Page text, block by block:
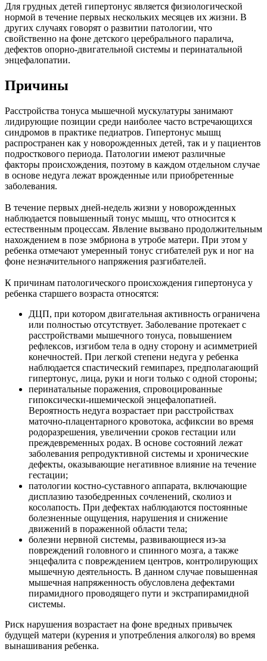
Для грудных детей гипертонус является физиологической
нормой в течение первых нескольких месяцев их жизни. В
других случаях говорят о развитии патологии, что
свойственно на фоне детского церебрального паралича,
дефектов опорно-двигательной системы и перинатальной
энцефалопатии.
Причины
Расстройства тонуса мышечной мускулатуры занимают
лидирующие позиции среди наиболее часто встречающихся
синдромов в практике педиатров. Гипертонус мышц
распространен как у новорожденных детей, так и у пациентов
подросткового периода. Патологии имеют различные
факторы происхождения, поэтому в каждом отдельном случае
в основе недуга лежат врожденные или приобретенные
заболевания.
В течение первых дней-недель жизни у новорожденных
наблюдается повышенный тонус мышц, что относится к
естественным процессам. Явление вызвано продолжительным
нахождением в позе эмбриона в утробе матери. При этом у
ребенка отмечают умеренный тонус сгибателей рук и ног на
фоне незначительного напряжения разгибателей.
К причинам патологического происхождения гипертонуса у
ребенка старшего возраста относятся:
ДЦП, при котором двигательная активность ограничена
или полностью отсутствует. Заболевание протекает с
расстройствами мышечного тонуса, повышением
рефлексов, изгибом тела в одну сторону и асимметрией
конечностей. При легкой степени недуга у ребенка
наблюдается спастический гемипарез, предполагающий
гипертонус, лица, руки и ноги только с одной стороны;
перинатальные поражения, спровоцированные
гипоксически-ишемической энцефалопатией.
Вероятность недуга возрастает при расстройствах
маточно-плацентарного кровотока, асфиксии во время
родоразрешения, увеличении сроков гестации или
преждевременных родах. В основе состояний лежат
заболевания репродуктивной системы и хронические
дефекты, оказывающие негативное влияние на течение
гестации;
патологии костно-суставного аппарата, включающие
дисплазию тазобедренных сочленений, сколиоз и
косолапость. При дефектах наблюдаются постоянные
болезненные ощущения, нарушения и снижение
движений в пораженной области тела;
болезни нервной системы, развивающиеся из-за
повреждений головного и спинного мозга, а также
энцефалита с повреждением центров, контролирующих
мышечную деятельность. В данном случае повышенная
мышечная напряженность обусловлена дефектами
пирамидного проводящего пути и экстрапирамидной
системы.
Риск нарушения возрастает на фоне вредных привычек
будущей матери (курения и употребления алкоголя) во время
вынашивания ребенка.